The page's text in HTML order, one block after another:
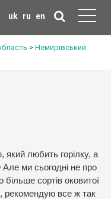
uk ru en
> Немирівський
який любить горілку, а
Але ми сьогодні не про
сортів оковитої
рекомендую все ж так